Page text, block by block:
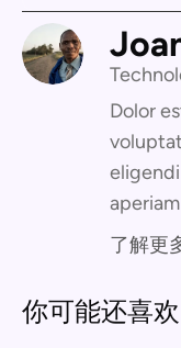
Dolor
了解更
你可能还喜欢